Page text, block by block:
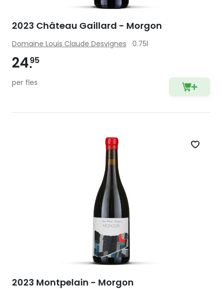
2023 Château Gaillard - Morgon
Domaine Louis Claude Desvignes 0.75l
2495
per fles
Zet
2023 Montpelain - Morgon